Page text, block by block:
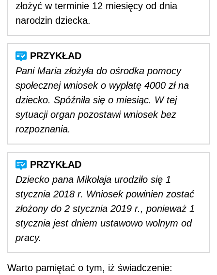
złożyć w terminie 12 miesięcy od dnia
narodzin dziecka.
Pani Maria złożyła do ośrodka pomocy
społecznej wniosek o wypłatę 4000 zł na
dziecko. Spóźniła się o miesiąc. W tej
sytuacji organ pozostawi wniosek bez
rozpoznania.
Dziecko pana Mikołaja urodziło się 1
stycznia 2018 r. Wniosek powinien zostać
złożony do 2 stycznia 2019 r., ponieważ 1
stycznia jest dniem ustawowo wolnym od
pracy.
Warto pamiętać o tym, iż świadczenie: